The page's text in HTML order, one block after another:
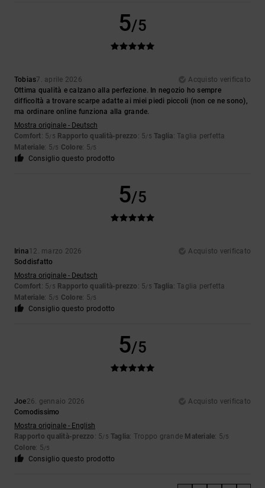
5/5
Tobias7. aprile 2026
Acquisto verificato
Ottima qualità e calzano alla perfezione. In negozio ho sempre
difficoltà a trovare scarpe adatte ai miei piedi piccoli (non ce ne sono),
ma ordinare online funziona alla grande.
Mostra originale - Deutsch
Comfort: 5/5 Rapporto qualità-prezzo : 5/5 Taglia: Taglia perfetta
Materiale: 5/5 Colore: 5/5
Consiglio questo prodotto
5/5
Irina12. marzo 2026
Acquisto verificato
Soddisfatto
Mostra originale - Deutsch
Comfort: 5/5 Rapporto qualità-prezzo : 5/5 Taglia: Taglia perfetta
Materiale: 5/5 Colore: 5/5
Consiglio questo prodotto
5/5
Joe26. gennaio 2026
Acquisto verificato
Comodissimo
Mostra originale - English
Rapporto qualità-prezzo : 5/5 Taglia: Troppo grande Materiale: 5/5
Colore: 5/5
Consiglio questo prodotto